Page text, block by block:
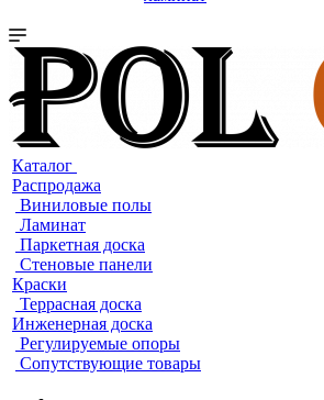
Каталог
Распродажа
Виниловые полы
Ламинат
Паркетная доска
Стеновые панели
Краски
Террасная доска
Инженерная доска
Регулируемые опоры
Сопутствующие товары